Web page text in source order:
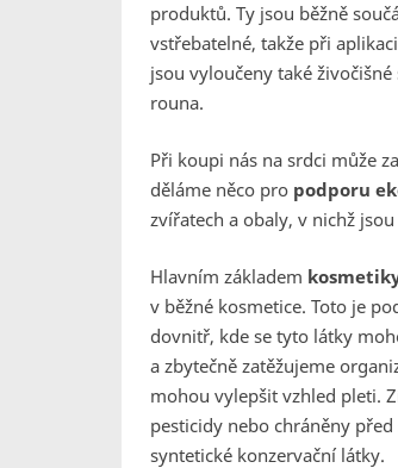
produktů. Ty jsou běžně
vstřebatelné, takže při
jsou vyloučeny také
rouna.
Při koupi nás na srdci může
děláme něco pro podporu
zvířatech a obaly, v nichž
Hlavním základem
v běžné kosmetice. Toto je
dovnitř, kde se tyto látky
a zbytečně zatěžujeme
mohou vylepšit vzhled pleti.
pesticidy nebo chráněny
syntetické konzervační látky.